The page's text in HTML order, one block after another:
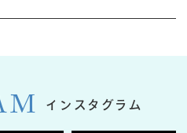
オープン
インスタグラム